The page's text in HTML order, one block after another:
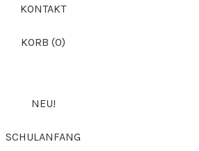
KONTAKT
KORB (0)
NEU!
SCHULANFANG